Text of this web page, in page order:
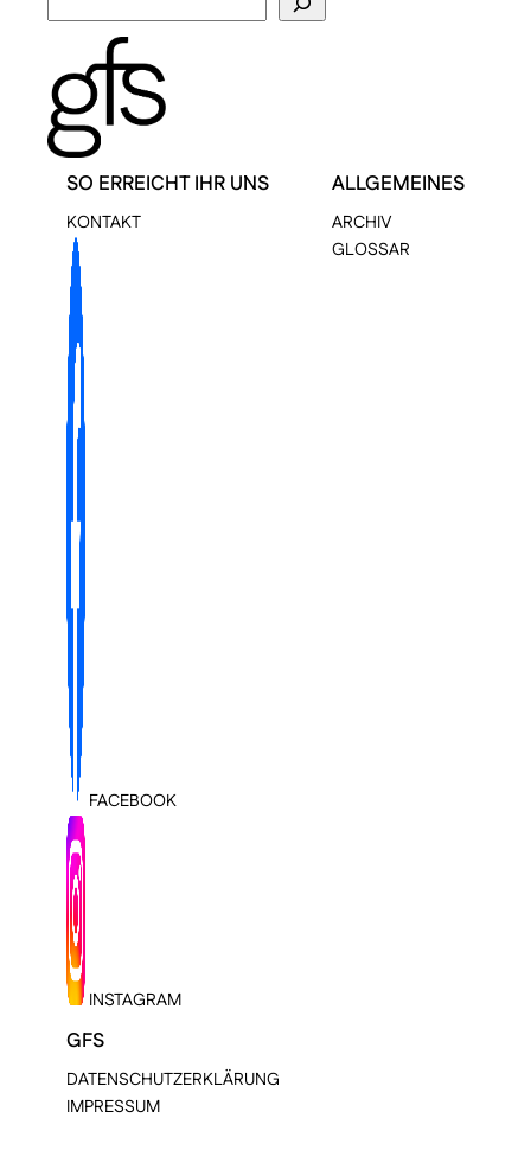
SO ERREICHT IHR UNS
KONTAKT
FACEBOOK
INSTAGRAM
ALLGEMEINES
ARCHIV
GLOSSAR
GFS
DATENSCHUTZERKLÄRUNG
IMPRESSUM